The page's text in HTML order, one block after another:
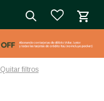
Quitar filtros